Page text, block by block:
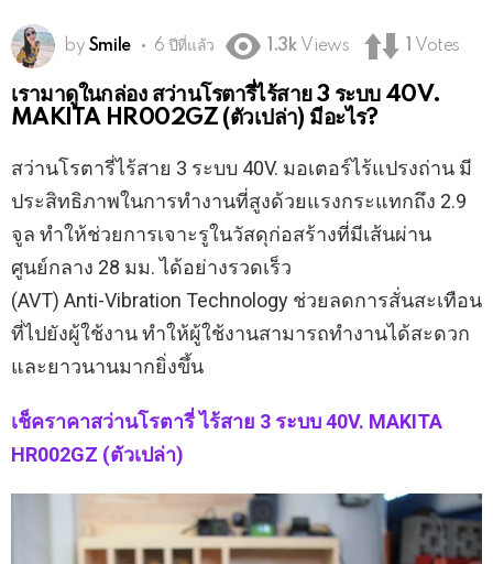
by Smile 6 ปีที่แล้ว 1.3k Views Votes
เรามาดูในกล่อง สว่านโรตารี่ไร้สาย 3 ระบบ 40V.
MAKITA HR002GZ (ตัวเปล่า) มีอะไร?
สว่านโรตารี่ไร้สาย 3 ระบบ 40V. มอเตอร์ไร้แปรงถ่าน มี
ประสิทธิภาพในการทำงานที่สูงด้วยแรงกระแทกถึง 2.9
จูล ทำให้ช่วยการเจาะรูในวัสดุก่อสร้างที่มีเส้นผ่าน
ศูนย์กลาง 28 มม. ได้อย่างรวดเร็ว
(AVT) Anti-Vibration Technology ช่วยลดการสั่นสะเทือน
ที่ไปยังผู้ใช้งาน ทำให้ผู้ใช้งานสามารถทำงานได้สะดวก
และยาวนานมากยิ่งขึ้น
เช็คราคาสว่านโรตารี่ ไร้สาย 3 ระบบ 40V. MAKITA
HR002GZ (ตัวเปล่า)